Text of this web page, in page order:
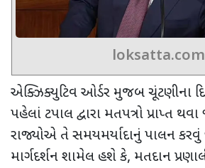
loksatta.com
એક્ઝિક્યુટિવ ઓર્ડર મુજબ ચૂંટણીના
પહેલાં ટપાલ દ્વારા મતપત્રો પ્રાપ્ત
રાજ્યોએ તે સમયમર્યાદાનું પાલન
માર્ગદર્શન શામેલ હશે કે, મતદાન